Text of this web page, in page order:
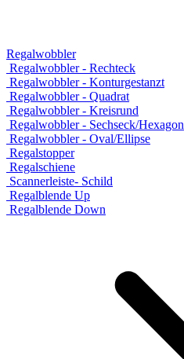
Regalwobbler
Regalwobbler - Rechteck
Regalwobbler - Konturgestanzt
Regalwobbler - Quadrat
Regalwobbler - Kreisrund
Regalwobbler - Sechseck/Hexagon
Regalwobbler - Oval/Ellipse
Regalstopper
Regalschiene
Scannerleiste- Schild
Regalblende Up
Regalblende Down